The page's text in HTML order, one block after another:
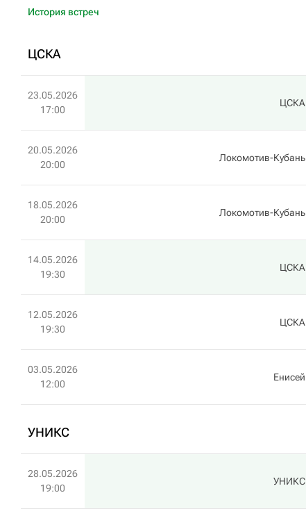
История встреч
ЦСКА
23.05.2026
17:00
ЦСКА
20.05.2026
20:00
Локомотив-Кубань
18.05.2026
20:00
Локомотив-Кубань
14.05.2026
19:30
ЦСКА
12.05.2026
19:30
ЦСКА
03.05.2026
12:00
Енисей
УНИКС
28.05.2026
19:00
УНИКС